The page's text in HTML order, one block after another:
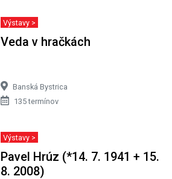
Výstavy >
Veda v hračkách
Banská Bystrica
135 termínov
Výstavy >
Pavel Hrúz (*14. 7. 1941 + 15.
8. 2008)